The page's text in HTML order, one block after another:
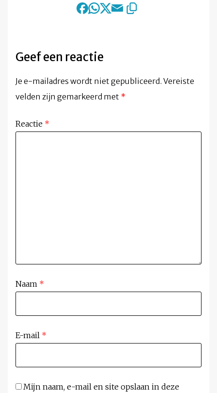
Geef een reactie
Je e-mailadres wordt niet gepubliceerd. Vereiste
velden zijn gemarkeerd met *
Reactie *
Naam *
E-mail *
Mijn naam, e-mail en site opslaan in deze